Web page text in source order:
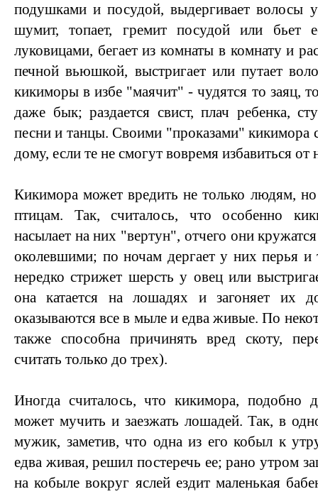
подушками и посудой, выдергивает волосы
шумит, топает, гремит посудой или бьет
луковицами, бегает из комнаты в комнату и
печной вьюшкой, выстригает или путает
кикиморы в избе "маячит" - чудятся то заяц,
даже бык; раздается свист, плач ребенка,
песни и танцы. Своими "проказами" кикимора
дому, если те не смогут вовремя избавиться от
Кикимора может вредить не только людям,
птицам. Так, считалось, что особенно
насылает на них "вертун", отчего они
околевшими; по ночам дергает у них перья и
нередко стрижет шерсть у овец или
она катается на лошадях и загоняет их
оказываются все в мыле и едва живые. По
также способна причинять вред скоту,
считать только до трех).
Иногда считалось, что кикимора, подобно
может мучить и заезжать лошадей. Так, в
мужик, заметив, что одна из его кобыл к
едва живая, решил постеречь ее; рано утром
на кобыле вокруг яслей ездит маленькая